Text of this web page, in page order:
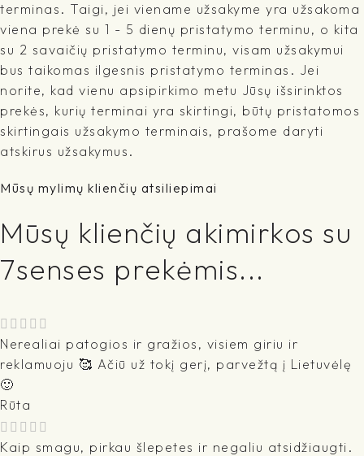
terminas. Taigi, jei viename užsakyme yra užsakoma
viena prekė su 1 - 5 dienų pristatymo terminu, o kita
su 2 savaičių pristatymo terminu, visam užsakymui
bus taikomas ilgesnis pristatymo terminas. Jei
norite, kad vienu apsipirkimo metu Jūsų išsirinktos
prekės, kurių terminai yra skirtingi, būtų pristatomos
skirtingais užsakymo terminais, prašome daryti
atskirus užsakymus.
Mūsų mylimų klienčių atsiliepimai
Mūsų klienčių akimirkos su
7senses prekėmis...
Nerealiai patogios ir gražios, visiem giriu ir
reklamuoju 🥰 Ačiū už tokį gerį, parvežtą į Lietuvėlę
🙂
Rūta
Kaip smagu, pirkau šlepetes ir negaliu atsidžiaugti.